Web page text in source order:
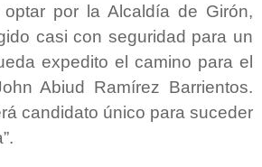
por la Alcaldía de Girón,
casi con seguridad para un
expedito el camino para el
Abiud Ramírez Barrientos.
candidato único para suceder